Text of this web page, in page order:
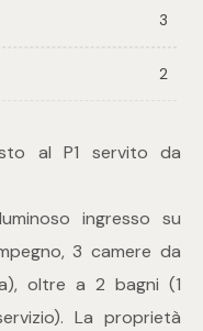
3
2
al P1 servito da
ingresso su
3 camere da
oltre a 2 bagni (1
La proprietà